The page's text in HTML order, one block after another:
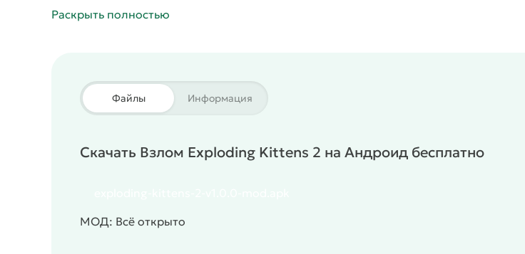
Геймплей и режимы
Простые правила и быстрые партии
Яркая графика и удобный интерфейс
Уникальные карты с разными эффектами
Не трать сильные карты слишком рано
Раскрыть полностью
Файлы Информация
Скачать Взлом Exploding Kittens 2 на Андроид бесплатно
МОД: Всё открыто